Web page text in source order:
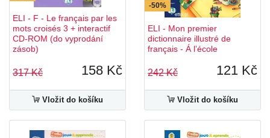
ELI - F - Le français par les
mots croisés 3 + interactif
CD-ROM (do vyprodání
zásob)
317 Kč 158 Kč
Vložit do košíku
-50%
ELI - Mon premier
dictionnaire illustré de
français - Á l’école
242 Kč 121 Kč
Vložit do košíku